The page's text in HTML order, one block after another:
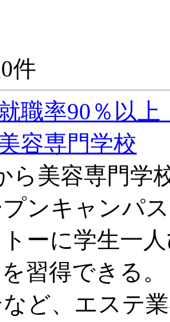
件
職率90％以
容専門学校
ら美容専門学
ンキャンパ
ーに学生一
習得できる
ど、エステ